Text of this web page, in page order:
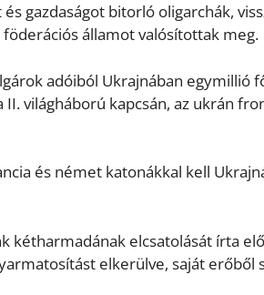
gazdaságot bitorló oligarchák,
államot valósítottak meg.
adóiból Ukrajnában egymillió
világháború kapcsán, az ukrán
és német katonákkal kell
kétharmadának elcsatolását írta
elkerülve, saját